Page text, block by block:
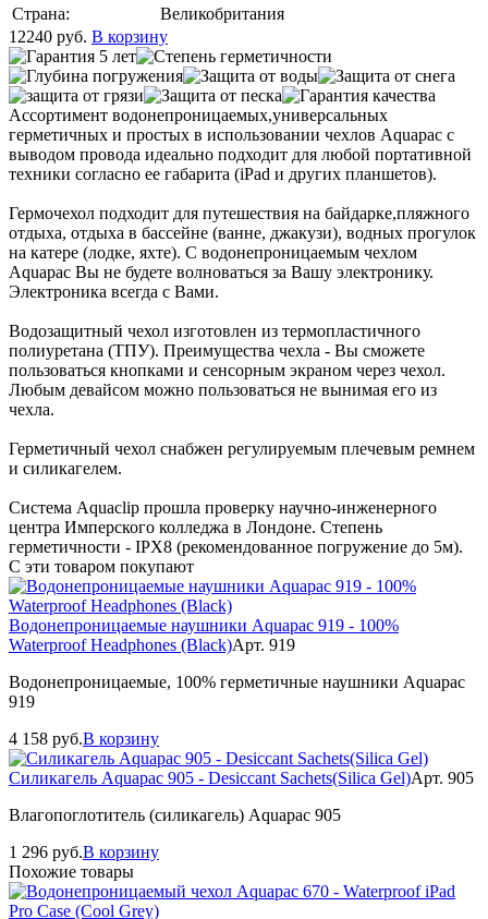
Страна:
Великобритания
12240 руб. В корзину
Ассортимент водонепроницаемых,универсальных
герметичных и простых в использовании чехлов Aquapac с
выводом провода идеально подходит для любой портативной
техники согласно ее габарита (iPad и других планшетов).
Гермочехол подходит для путешествия на байдарке,пляжного
отдыха, отдыха в бассейне (ванне, джакузи), водных прогулок
на катере (лодке, яхте). С водонепроницаемым чехлом
Aquapac Вы не будете волноваться за Вашу электронику.
Электроника всегда с Вами.
Водозащитный чехол изготовлен из термопластичного
полиуретана (ТПУ). Преимущества чехла - Вы сможете
пользоваться кнопками и сенсорным экраном через чехол.
Любым девайсом можно пользоваться не вынимая его из
чехла.
Герметичный чехол снабжен регулируемым плечевым ремнем
и силикагелем.
Система Aquaclip прошла проверку научно-инженерного
центра Имперского колледжа в Лондоне. Степень
герметичности - IPX8 (рекомендованное погружение до 5м).
С эти товаром покупают
Водонепроницаемые наушники Aquapac 919 - 100%
Waterproof Headphones (Black)Арт. 919
Водонепроницаемые, 100% герметичные наушники Aquapac
919
4 158 руб.В корзину
Силикагель Aquapac 905 - Desiccant Sachets(Silica Gel)Арт. 905
Влагопоглотитель (силикагель) Aquapac 905
1 296 руб.В корзину
Похожие товары